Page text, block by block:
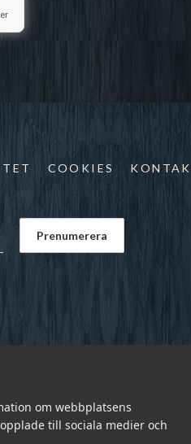
om webbplatsens
till sociala medier och
COOKIES